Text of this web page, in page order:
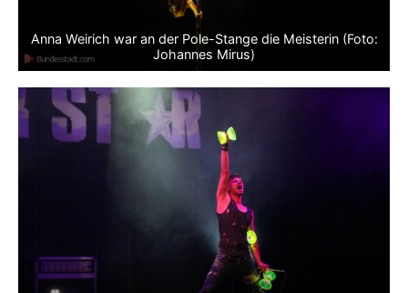
Anna Weirich war an der Pole-Stange die Meisterin (Foto:
Johannes Mirus)